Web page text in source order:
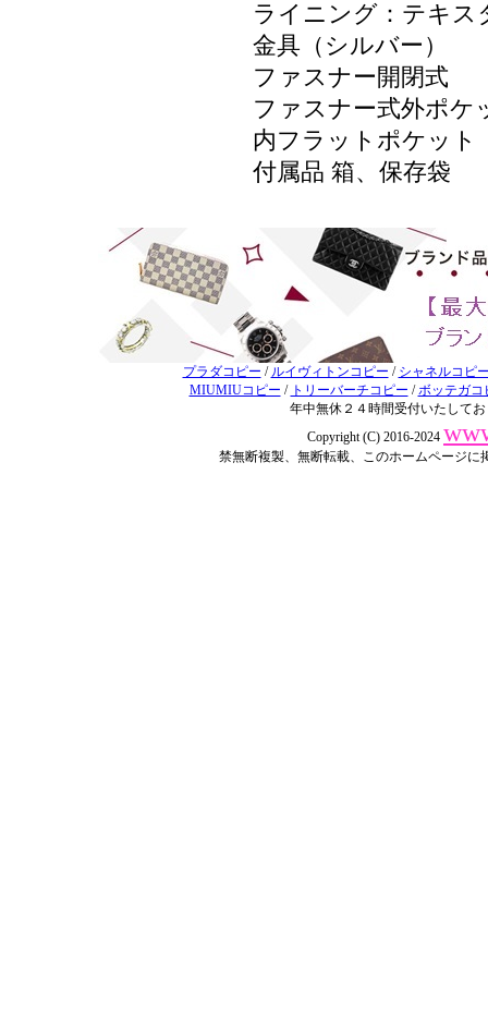
ライニング：テキス
金具（シルバー）
ファスナー開閉式
ファスナー式外ポケ
内フラットポケット
付属品 箱、保存袋
プラダコピー / ルイヴィトンコピー / シャネルコピ
MIUMIUコピー / トリーバーチコピー /ボッテガコ
年中無休２４時間受付いたして
Copyright (C) 2016-2024
禁無断複製、無断転載、このホームページ